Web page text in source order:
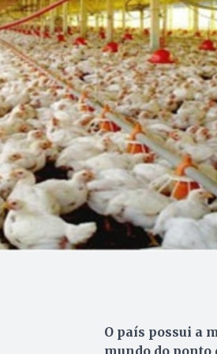
O país possui a